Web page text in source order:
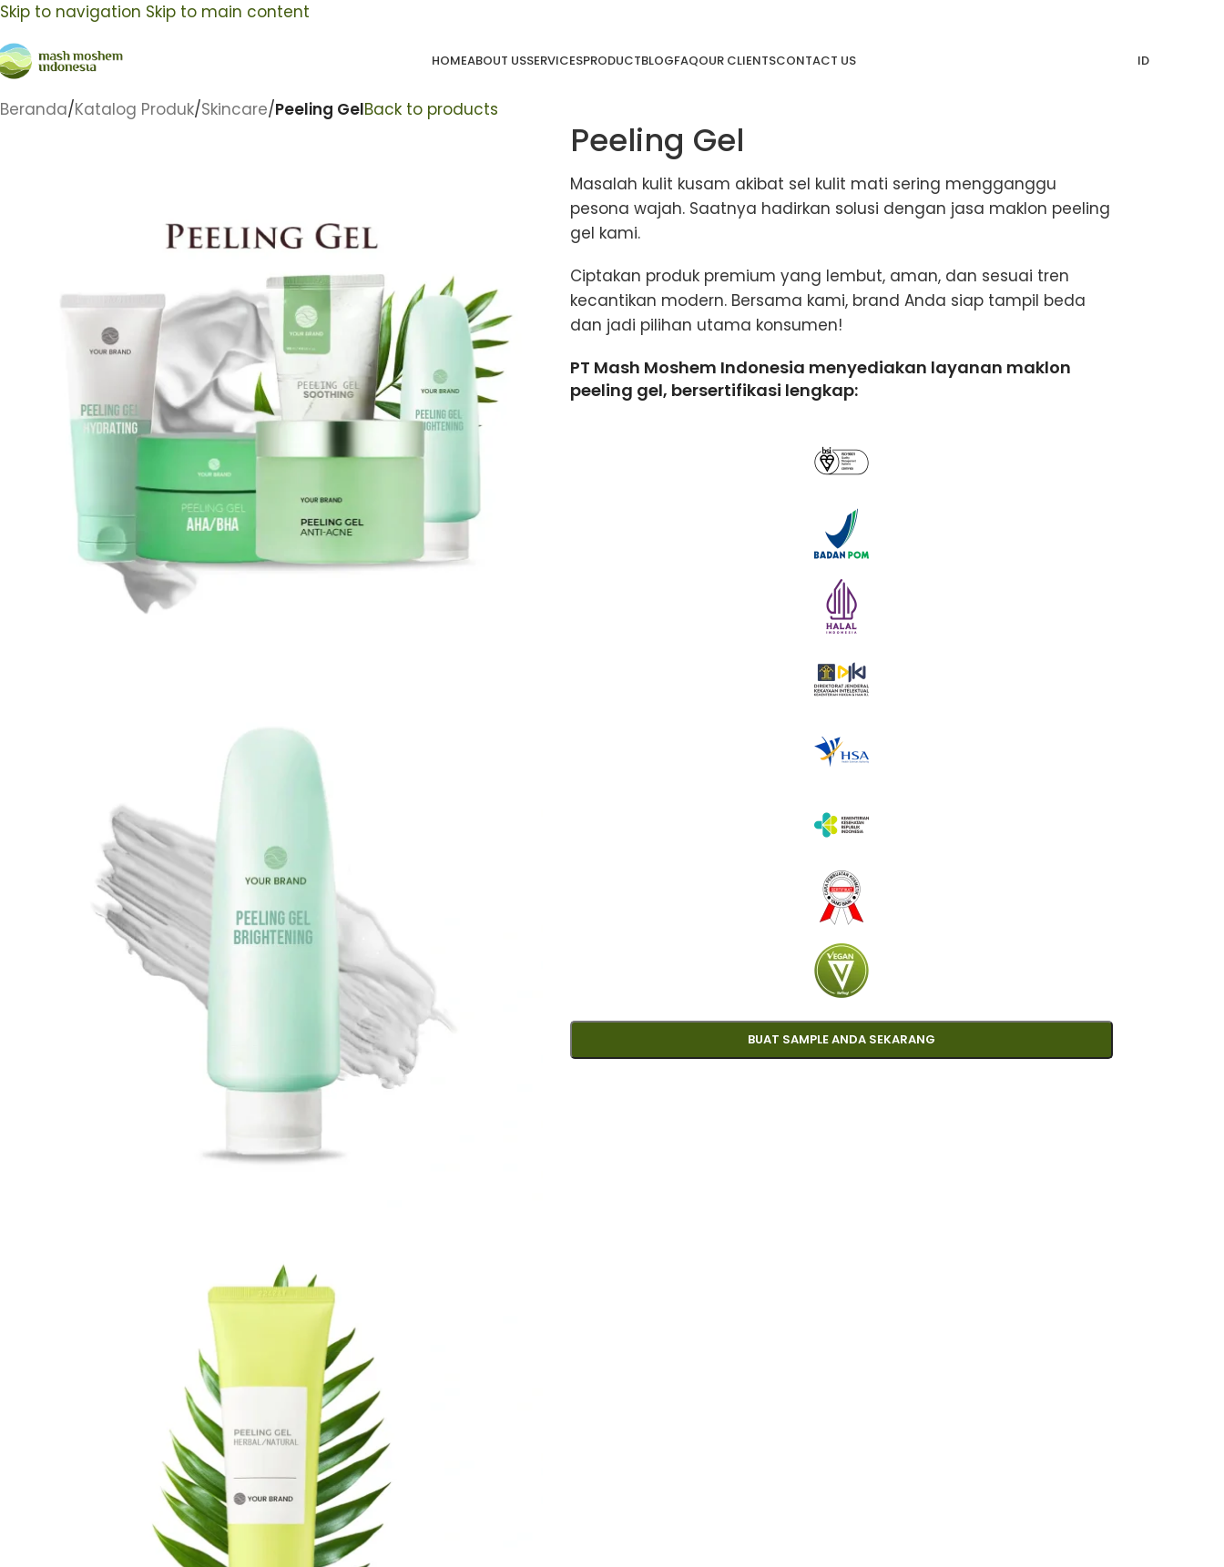
Skip to navigation Skip to main content
HOMEABOUT USSERVICESPRODUCTBLOGFAQOUR CLIENTSCONTACT US ID
Beranda/Katalog Produk/Skincare/Peeling GelBack to products
Peeling Gel
Masalah kulit kusam akibat sel kulit mati sering mengganggu
pesona wajah. Saatnya hadirkan solusi dengan jasa maklon peeling
gel kami.
Ciptakan produk premium yang lembut, aman, dan sesuai tren
kecantikan modern. Bersama kami, brand Anda siap tampil beda
dan jadi pilihan utama konsumen!
PT Mash Moshem Indonesia menyediakan layanan maklon
peeling gel, bersertifikasi lengkap:
BUAT SAMPLE ANDA SEKARANG